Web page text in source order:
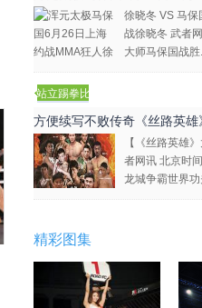
冬
徐晓冬 VS 马保
战徐晓冬 武者
大师马保国战胜
站立踢拳比
赛视频
方便续写不败传奇《丝路英
【《丝路英雄
者网讯 北京时
龙城争霸世界功
精彩图集